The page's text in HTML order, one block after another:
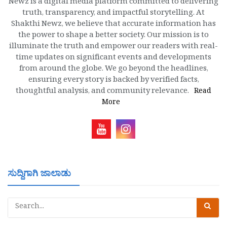
Newz is a digital media platform committed to delivering
truth, transparency, and impactful storytelling. At
Shakthi Newz, we believe that accurate information has
the power to shape a better society. Our mission is to
illuminate the truth and empower our readers with real-
time updates on significant events and developments
from around the globe. We go beyond the headlines,
ensuring every story is backed by verified facts,
thoughtful analysis, and community relevance. Read
More
ಸುದ್ದಿಗಾಗಿ ಜಾಲಾಡು